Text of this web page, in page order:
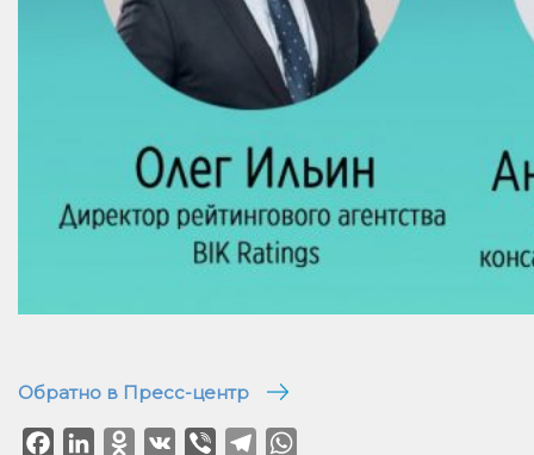
Обратно в Пресс-центр
FacebookLinkedInOdnoklassniki
VK Viber Telegram